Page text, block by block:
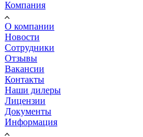
Компания
О компании
Новости
Сотрудники
Отзывы
Вакансии
Контакты
Наши дилеры
Лицензии
Документы
Информация